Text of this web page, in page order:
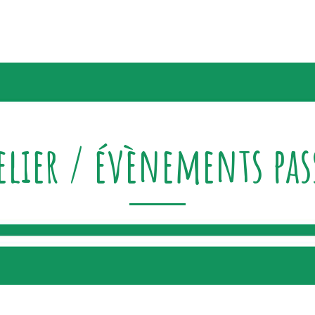
/ évènements